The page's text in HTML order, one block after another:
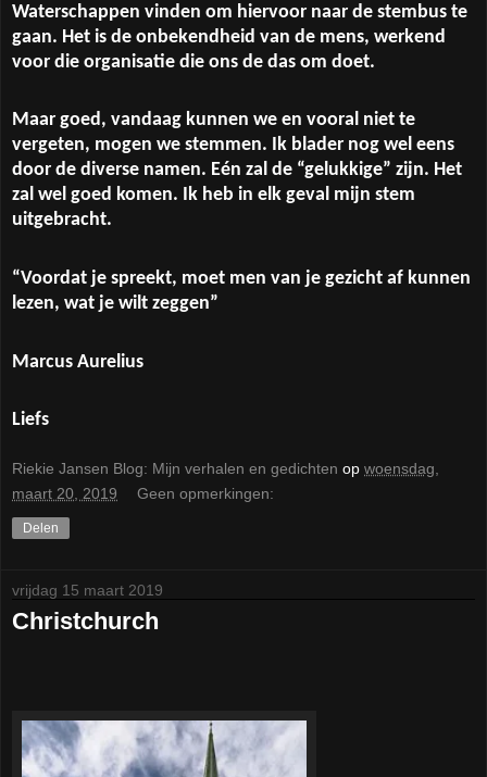
Waterschappen vinden om hiervoor naar de stembus te
gaan. Het is de onbekendheid van de mens, werkend
voor die organisatie die ons de das om doet.
Maar goed, vandaag kunnen we en vooral niet te
vergeten, mogen we stemmen. Ik blader nog wel eens
door de diverse namen. Eén zal de “gelukkige” zijn. Het
zal wel goed komen. Ik heb in elk geval mijn stem
uitgebracht.
“Voordat je spreekt, moet men van je gezicht af kunnen
lezen, wat je wilt zeggen”
Marcus Aurelius
Liefs
Riekie Jansen Blog: Mijn verhalen en gedichten op woensdag,
maart 20, 2019
Geen opmerkingen:
Delen
vrijdag 15 maart 2019
Christchurch